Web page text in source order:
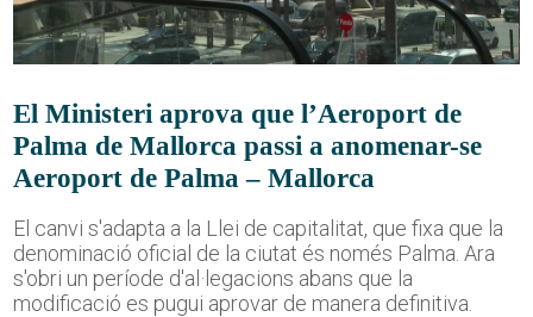
El Ministeri aprova que l’Aeroport de
Palma de Mallorca passi a anomenar-se
Aeroport de Palma – Mallorca
El canvi s'adapta a la Llei de capitalitat, que fixa que la
denominació oficial de la ciutat és només Palma. Ara
s'obri un període d'al·legacions abans que la
modificació es pugui aprovar de manera definitiva.